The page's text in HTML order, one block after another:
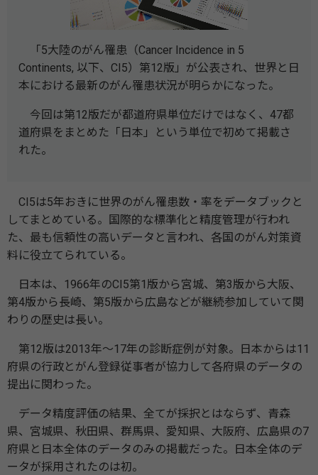
「5大陸のがん罹患（Cancer Incidence in 5
Continents, 以下、CI5）第12版」が公表され、世界と日
本における最新のがん罹患状況が明らかになった。
今回は第12版だが都道府県単位だけではなく、47都
道府県をまとめた「日本」という単位で初めて掲載さ
れた。
CI5は5年おきに世界のがん罹患数・率をデータブックと
してまとめている。国際的な標準化と精度管理が行われ
た、最も信頼性の高いデータと言われ、各国のがん対策資
料に役立てられている。
日本は、1966年のCI5第1版から宮城、第3版から大阪、
第4版から長崎、第5版から広島などが継続参加していて関
わりの歴史は長い。
第12版は2013年～17年の診断症例が対象。日本からは11
府県の行政とがん登録従事者が協力して各府県のデータの
提出に関わった。
データ精度評価の結果、全てが採択とはならず、青森
県、宮城県、秋田県、群馬県、愛知県、大阪府、広島県の7
府県と日本全体のデータのみの掲載だった。日本全体のデ
ータが採用されたのは初。